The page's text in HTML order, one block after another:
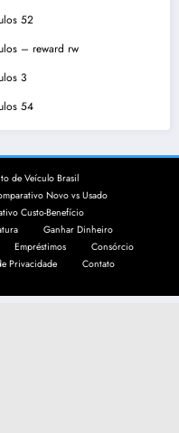
52
– reward rw
3
54
de Veículo Brasil
Novo vs Usado
Custo-Benefício
Ganhar Dinheiro
Empréstimos
Consórcio
Privacidade Contato